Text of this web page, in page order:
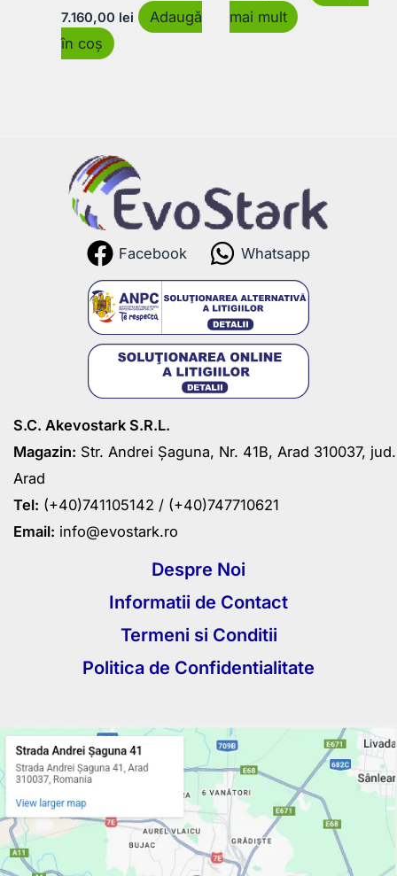
7.160,00 lei
Adaugă
în coș
mai mult
Facebook Whatsapp
S.C. Akevostark S.R.L.
Magazin: Str. Andrei Șaguna, Nr. 41B, Arad 310037, jud.
Arad
Tel: (+40)741105142 / (+40)747710621
Email: info@evostark.ro
Despre Noi
Informatii de Contact
Termeni si Conditii
Politica de Confidentialitate